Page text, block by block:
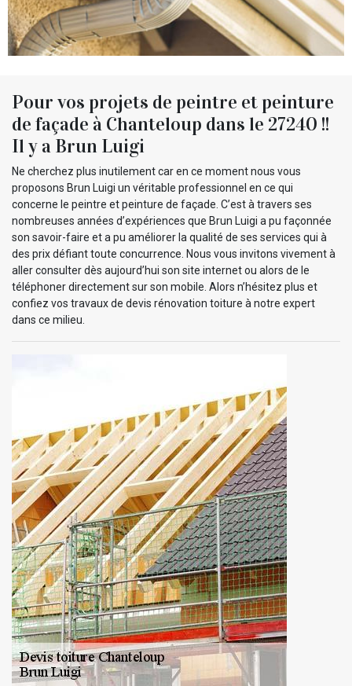
Pour vos projets de peintre et peinture
de façade à Chanteloup dans le 27240 !!
Il y a Brun Luigi
Ne cherchez plus inutilement car en ce moment nous vous
proposons Brun Luigi un véritable professionnel en ce qui
concerne le peintre et peinture de façade. C’est à travers ses
nombreuses années d’expériences que Brun Luigi a pu façonnée
son savoir-faire et a pu améliorer la qualité de ses services qui à
des prix défiant toute concurrence. Nous vous invitons vivement à
aller consulter dès aujourd’hui son site internet ou alors de le
téléphoner directement sur son mobile. Alors n’hésitez plus et
confiez vos travaux de devis rénovation toiture à notre expert
dans ce milieu.